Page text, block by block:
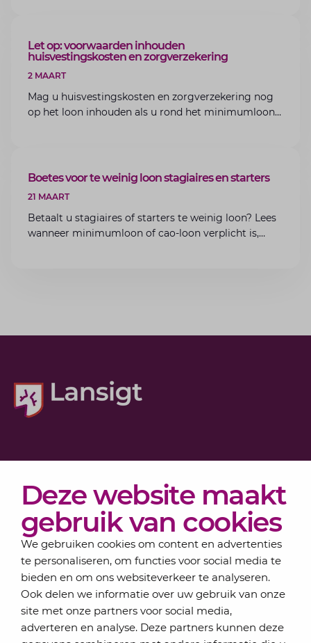
Deze website maakt
gebruik van cookies
We gebruiken cookies om content en advertenties
te personaliseren, om functies voor social media te
bieden en om ons websiteverkeer te analyseren.
Ook delen we informatie over uw gebruik van onze
site met onze partners voor social media,
adverteren en analyse. Deze partners kunnen deze
ARTIKEL
Let op: voorwaarden inhouden
huisvestingskosten en zorgverzekering
2 MAART
Mag u huisvestingskosten en zorgverzekering nog
op het loon inhouden als u rond het minimumloon
ARTIKEL
Boetes voor te weinig loon stagiaires en starters
21 MAART
Betaalt u stagiaires of starters te weinig loon? Lees
wanneer minimumloon of cao-loon verplicht is,
Actueel
Over Lansigt
Contact
Schrijf je in voor onze nieuwsbrief
Elke maand bundelen de adviseurs van Lansigt in
de eSigt het nieuws.